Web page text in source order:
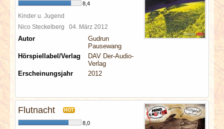
8,4
Kinder u. Jugend
Nico Steckelberg 04. März 2012
Autor
Gudrun
Pausewang
Hörspiellabel/Verlag
DAV Der-Audio-
Verlag
Erscheinungsjahr
2012
Flutnacht HOT
8,0